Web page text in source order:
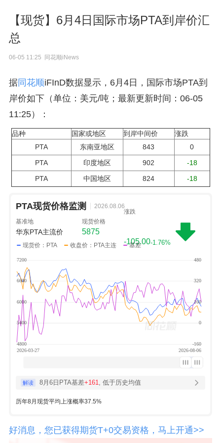
【现货】6月4日国际市场PTA到岸价汇
总
06-05 11:25 同花顺iNews
据同花顺iFInD数据显示，6月4日，国际市场PTA到
岸价如下（单位：美元/吨；最新更新时间：06-05
11:25）：
品种 国家或地区 到岸中间价
涨跌
PTA
东南亚地区 843
0
PTA
印度地区 902
-18
PTA
中国地区 824 -18
PTA现货价格监测 2026.08.06
基准地
华东PTA主流价
现货价格
5875
涨跌
-105.00-1.76%
现货价：PTA 收盘价：PTA主连 基差
解读 8月6日PTA基差+161, 低于历史均值
历年8月现货平均上涨概率37.5%
好消息，您已获得期货T+0交易资格，马上开通>>